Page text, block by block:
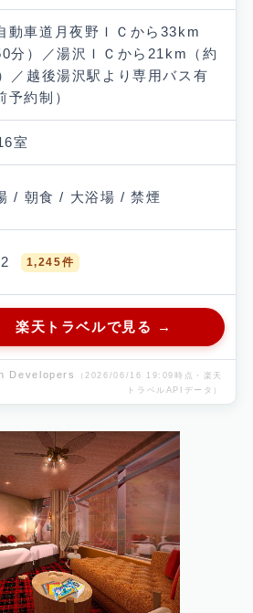
動車道月夜野ＩＣから33km
分）／湯沢ＩＣから21km（約
／越後湯沢駅より専用バス有
予約制）
室
/ 朝食 / 大浴場 / 禁煙
1,245件
楽天トラベルで見る →
Developers
（2026/06/16 19:09時点・楽天
トラベルAPIデータ）